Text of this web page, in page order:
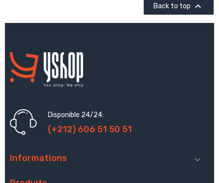
Back to top 
Disponible 24/24:
(+212) 606 51 50 51
Informations 